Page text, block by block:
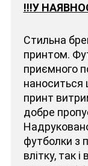
!!!У
Стильна
принтом.
приємного
принт
добре
футболки з
влітку, так